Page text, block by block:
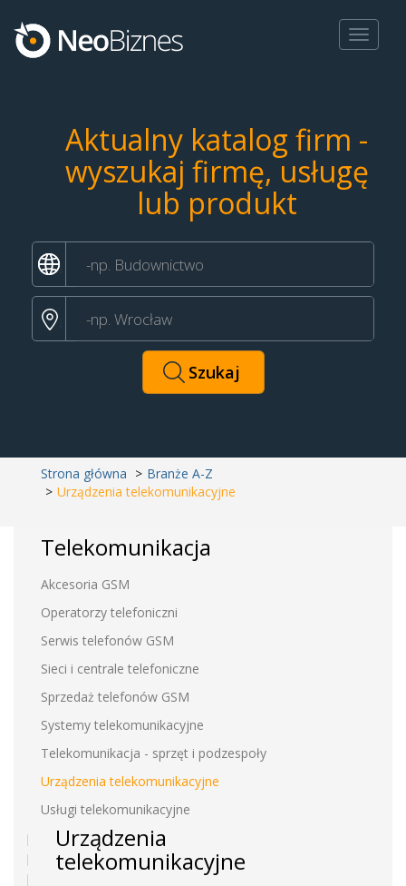
Toggle
Aktualny katalog firm -
wyszukaj firmę, usługę
lub produkt
Strona główna
Branże A-Z
Urządzenia telekomunikacyjne
Telekomunikacja
Akcesoria GSM
Operatorzy telefoniczni
Serwis telefonów GSM
Sieci i centrale telefoniczne
Sprzedaż telefonów GSM
Systemy telekomunikacyjne
Telekomunikacja - sprzęt i podzespoły
Urządzenia telekomunikacyjne
Usługi telekomunikacyjne
Urządzenia
telekomunikacyjne